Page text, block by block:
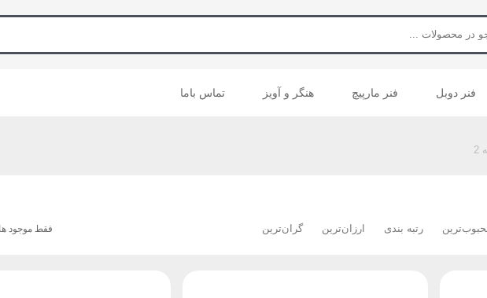
فنر دوبل فنر مارپیچ هنگر و آویز تماس باما
2
رتبه بندی ارزان‌ترین گران‌ترین فقط موجود